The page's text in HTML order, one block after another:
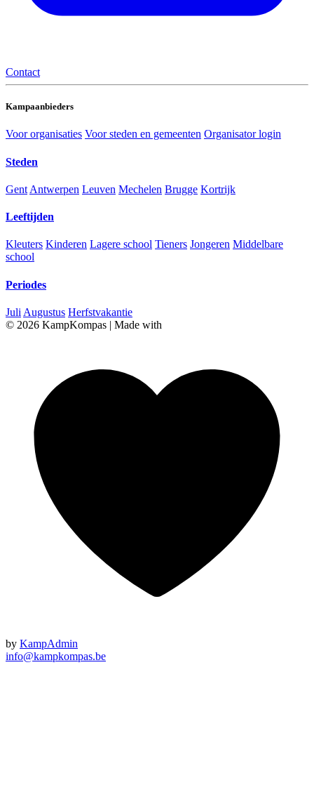
Contact
Kampaanbieders
Voor organisaties Voor steden en gemeenten Organisator login
Steden
Gent Antwerpen Leuven Mechelen Brugge Kortrijk
Leeftijden
Kleuters Kinderen Lagere school Tieners Jongeren Middelbare
school
Periodes
Juli Augustus Herfstvakantie
© 2026 KampKompas | Made with
by KampAdmin
info@kampkompas.be